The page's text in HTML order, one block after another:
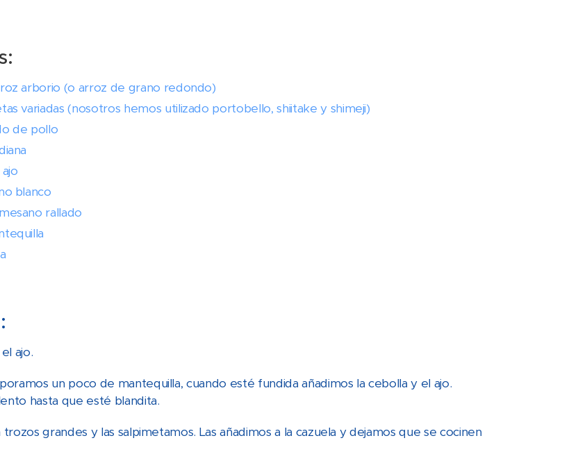
arborio (o arroz de grano redondo)
variadas (nosotros hemos utilizado portobello, shiitake y shimeji)
de pollo
blanco
rallado
ajo.
un poco de mantequilla, cuando esté fundida añadimos la cebolla y el ajo.
hasta que esté blandita.
trozos grandes y las salpimetamos. Las añadimos a la cazuela y dejamos que se cocinen